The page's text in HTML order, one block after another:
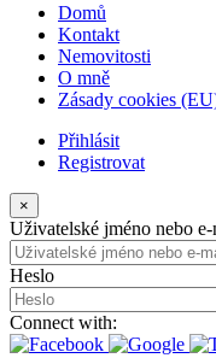
Domů
Kontakt
Nemovitosti
O mně
Zásady cookies
Přihlásit
Registrovat
×
Uživatelské jméno nebo
Heslo
Connect with: